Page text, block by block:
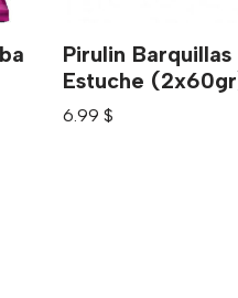
Pirulin Barquillas
Estuche
6.99 $